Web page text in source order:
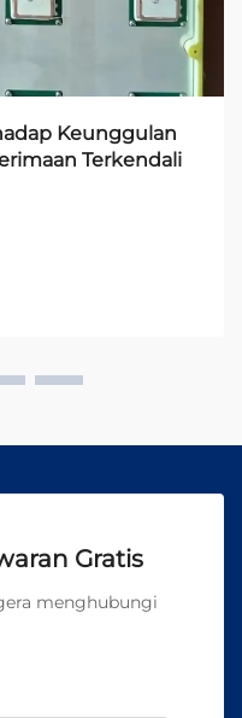
Keunggulan
Terkendali
Gratis
menghubungi